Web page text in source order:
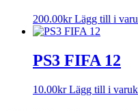
200.00kr Lägg till i
PS3 FIFA 12
10.00kr Lägg till i